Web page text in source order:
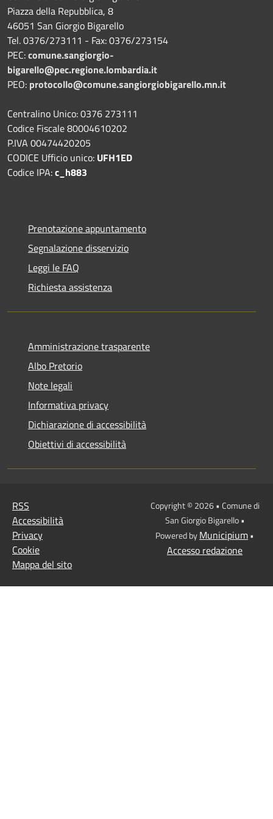
Piazza della Repubblica, 8
46051 San Giorgio Bigarello
Tel. 0376/273111 - Fax: 0376/273154
PEC:comune.sangiorgio-
bigarello@pec.regione.lombardia.it
PEO: protocollo@comune.sangiorgiobigarello.mn.it
Centralino Unico: 0376 273111
Codice Fiscale 80004610202
P.IVA 00474420205
CODICE Ufficio unico: UFH1ED
Codice IPA:c_h883
Prenotazione appuntamento
Segnalazione disservizio
Leggi le FAQ
Richiesta assistenza
Amministrazione trasparente
Albo Pretorio
Note legali
Informativa privacy
Dichiarazione di accessibilità
Obiettivi di accessibilità
RSS
Accessibilità
Privacy
Cookie
Mappa del sito
Copyright © 2026 • Comune di
San Giorgio Bigarello •
Powered byMunicipium•
Accesso redazione